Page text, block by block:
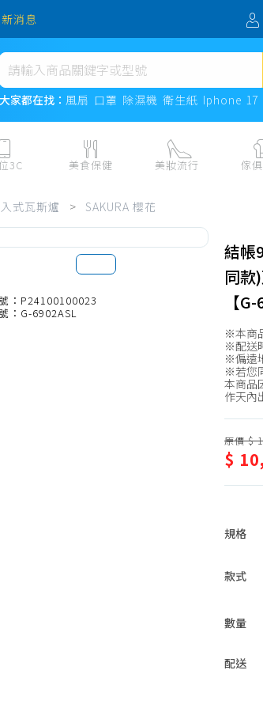
消息
大家都在找： 風扇 口罩 除濕機 衛生紙 Iphone 17
熱門搜尋
風扇
口罩
衛生紙
Iphone 17
3C 美食保健
電子票券
紙本票券
水、飲料、沖泡
民生食材、烹飪調味
熟食、小吃、滷味
美妝流行 傢
寢具
傢飾百貨
開運
園藝植栽
式瓦斯爐 > SAKURA 櫻花
：P24100100023
：G-6902ASL
結帳
同款
【
※本商
※配送
※偏遠
※若您
本商品
作天內
原價 $
$
規格
款式
數量
配送